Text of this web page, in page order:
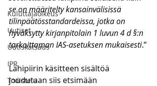
Kuluttajaoikeus
Uutiset
Uutiskatsaus
IPR
Todistelu
se on määritelty kansainvälisissä
tilinpäätösstandardeissa, jotka on
hyväksytty kirjanpitolain 1 luvun 4 d §:n
tarkoittaman IAS-asetuksen mukaisesti.”
Lähipiirin käsitteen sisältöä
joudutaan siis etsimään